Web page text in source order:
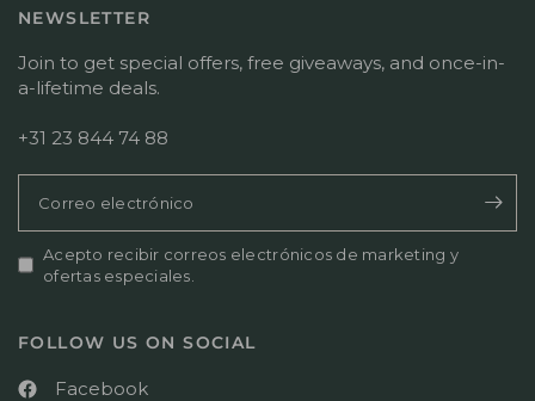
NEWSLETTER
Join to get special offers, free giveaways, and once-in-
a-lifetime deals.
+31 23 844 74 88
Correo electrónico
Acepto recibir correos electrónicos de marketing y
ofertas especiales.
FOLLOW US ON SOCIAL
Facebook